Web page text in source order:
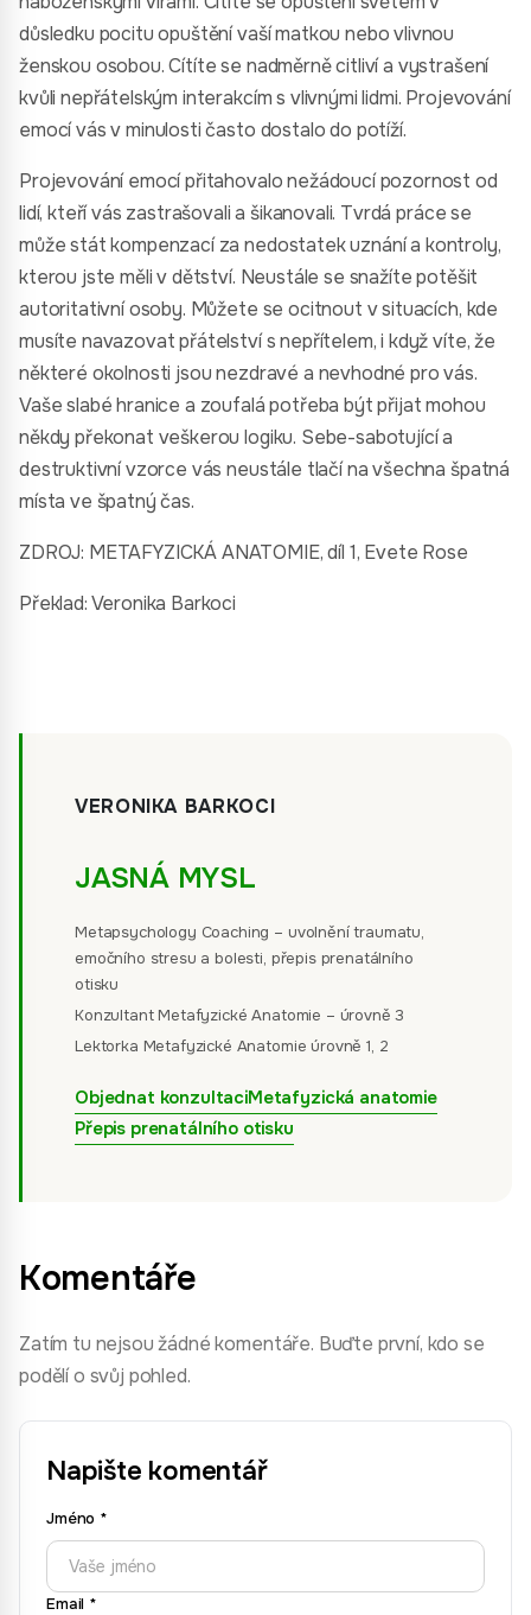
důsledku pocitu opuštění vaší matkou nebo vlivnou
ženskou osobou. Cítíte se nadměrně citliví a vystrašení
kvůli nepřátelským interakcím s vlivnými lidmi. Projevování
emocí vás v minulosti často dostalo do potíží.
Projevování emocí přitahovalo nežádoucí pozornost od
lidí, kteří vás zastrašovali a šikanovali. Tvrdá práce se
může stát kompenzací za nedostatek uznání a kontroly,
kterou jste měli v dětství. Neustále se snažíte potěšit
autoritativní osoby. Můžete se ocitnout v situacích, kde
musíte navazovat přátelství s nepřítelem, i když víte, že
některé okolnosti jsou nezdravé a nevhodné pro vás.
Vaše slabé hranice a zoufalá potřeba být přijat mohou
někdy překonat veškerou logiku. Sebe-sabotující a
destruktivní vzorce vás neustále tlačí na všechna špatná
místa ve špatný čas.
ZDROJ: METAFYZICKÁ ANATOMIE, díl 1, Evete Rose
Překlad: Veronika Barkoci
VERONIKA BARKOCI
JASNÁ MYSL
Metapsychology Coaching – uvolnění traumatu,
emočního stresu a bolesti, přepis prenatálního
otisku
Konzultant Metafyzické Anatomie – úrovně 3
Lektorka Metafyzické Anatomie úrovně 1, 2
Objednat konzultaciMetafyzická anatomie
Přepis prenatálního otisku
Komentáře
Zatím tu nejsou žádné komentáře. Buďte první, kdo se
podělí o svůj pohled.
Napište komentář
Jméno *
Email *